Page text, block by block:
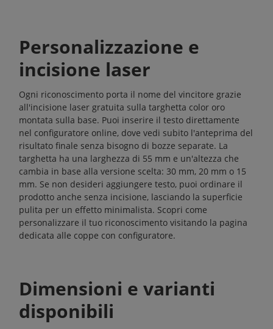
Personalizzazione e
incisione laser
Ogni riconoscimento porta il nome del vincitore grazie
all'incisione laser gratuita sulla targhetta color oro
montata sulla base. Puoi inserire il testo direttamente
nel configuratore online, dove vedi subito l'anteprima del
risultato finale senza bisogno di bozze separate. La
targhetta ha una larghezza di 55 mm e un'altezza che
cambia in base alla versione scelta: 30 mm, 20 mm o 15
mm. Se non desideri aggiungere testo, puoi ordinare il
prodotto anche senza incisione, lasciando la superficie
pulita per un effetto minimalista. Scopri come
personalizzare il tuo riconoscimento visitando la pagina
dedicata alle coppe con configuratore.
Dimensioni e varianti
disponibili